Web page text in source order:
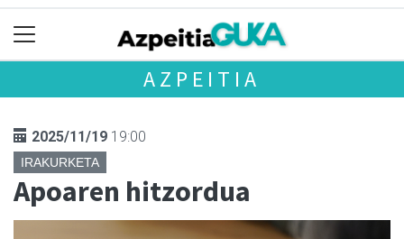
AZPEITIA
2025/11/19 19:00
IRAKURKETA
Apoaren hitzordua